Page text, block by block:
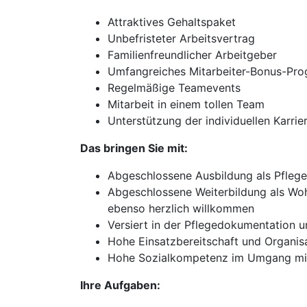
Attraktives Gehaltspaket
Unbefristeter Arbeitsvertrag
Familienfreundlicher Arbeitgeber
Umfangreiches Mitarbeiter-Bonus-
Regelmäßige Teamevents
Mitarbeit in einem tollen Team
Unterstützung der individuellen
Das bringen Sie mit:
Abgeschlossene Ausbildung als
Abgeschlossene Weiterbildung als
ebenso herzlich willkommen
Versiert in der Pflegedokumentation
Hohe Einsatzbereitschaft und
Hohe Sozialkompetenz im Umgang
Ihre Aufgaben: